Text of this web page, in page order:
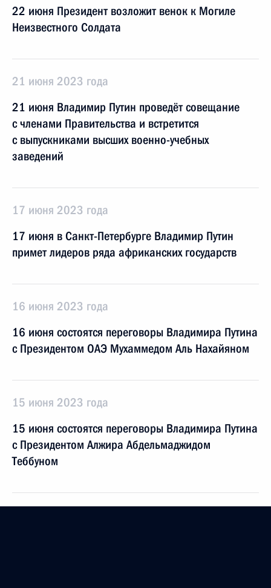
22 июня Президент возложит венок к Могиле
Неизвестного Солдата
21 июня 2023 года
21 июня Владимир Путин проведёт совещание
с членами Правительства и встретится
с выпускниками высших военно-учебных
заведений
17 июня 2023 года
17 июня в Санкт-Петербурге Владимир Путин
примет лидеров ряда африканских государств
16 июня 2023 года
16 июня состоятся переговоры Владимира Путина
с Президентом ОАЭ Мухаммедом Аль Нахайяном
15 июня 2023 года
15 июня состоятся переговоры Владимира Путина
с Президентом Алжира Абдельмаджидом
Теббуном